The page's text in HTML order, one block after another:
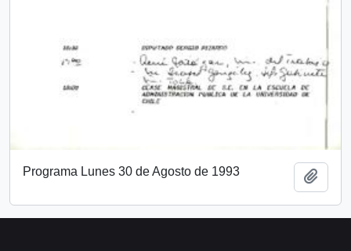
Programa Lunes 30 de Agosto de 1993